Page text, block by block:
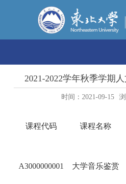
2021-2022学年秋季学期
时间：2021-09-15
课程代码 课程名称
A3000000001 大学音乐鉴赏